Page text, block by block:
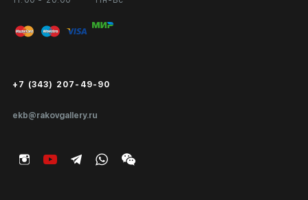
ekb@rakovgallery.ru
+7 (343) 207-49-90
Публичная оферта
Экспертиза/Вывоз за границу
Подарочные сертификаты